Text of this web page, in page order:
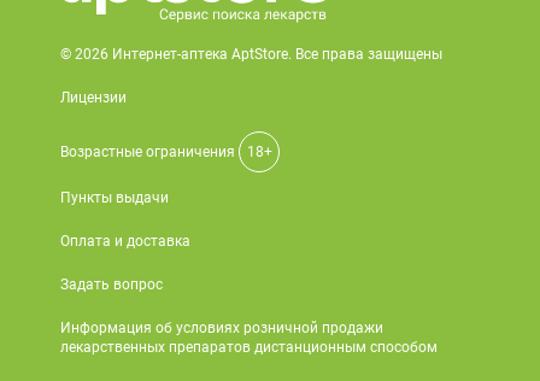
© 2026 Интернет-аптека AptStore. Все права защищены
Лицензии
Возрастные ограничения 18+
Пункты выдачи
Оплата и доставка
Задать вопрос
Информация об условиях розничной продажи
лекарственных препаратов дистанционным способом